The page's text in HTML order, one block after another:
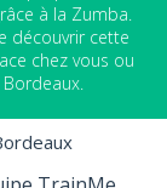
à la Zumba.
découvrir cette
chez vous ou